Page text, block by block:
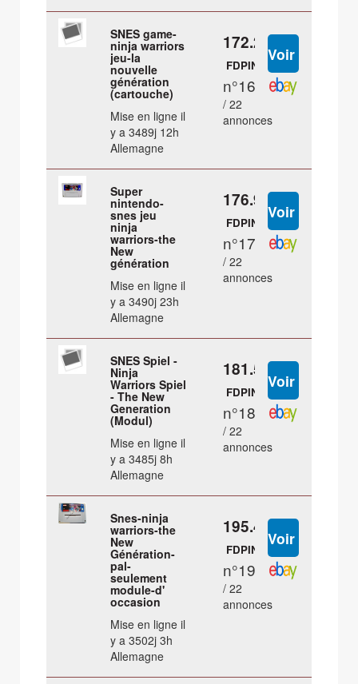
SNES game-
ninja warriors
jeu-la
nouvelle
génération
(cartouche)
Mise en ligne il
y a 3489j 12h
Allemagne
172.29 €
FDPIN
n°16
/ 22
annonces
Super
nintendo-
snes jeu
ninja
warriors-the
New
génération
Mise en ligne il
y a 3490j 23h
Allemagne
176.9 €
FDPIN
n°17
/ 22
annonces
SNES Spiel -
Ninja
Warriors Spiel
- The New
Generation
(Modul)
Mise en ligne il
y a 3485j 8h
Allemagne
181.54 €
FDPIN
n°18
/ 22
annonces
Snes-ninja
warriors-the
New
Génération-
pal-
seulement
module-d'
occasion
Mise en ligne il
y a 3502j 3h
Allemagne
195.48 €
FDPIN
n°19
/ 22
annonces